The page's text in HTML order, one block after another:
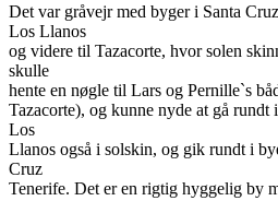
Det var gråvejr med byger i Santa
Los Llanos
og videre til Tazacorte, hvor solen
skulle
hente en nøgle til Lars og Pernille`s
Tazacorte), og kunne nyde at gå
Los
Llanos også i solskin, og gik rundt i
Cruz
Tenerife. Det er en rigtig hyggelig by